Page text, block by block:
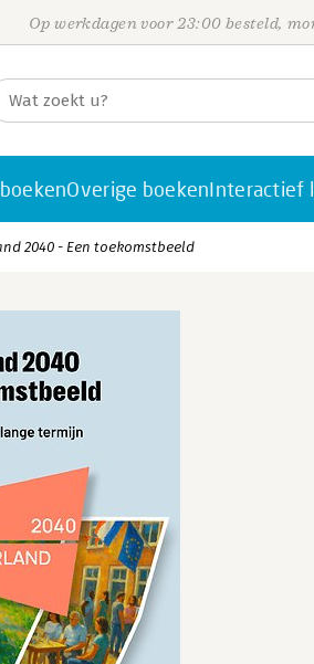
Op werkdagen voor 23:00 besteld,
Overige boekenInteractief
2040 - Een toekomstbeeld